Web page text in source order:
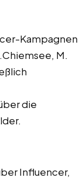
Kampagnen
M.
die
Influencer,